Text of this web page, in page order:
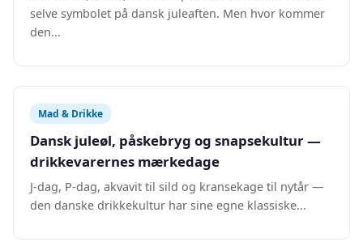
selve symbolet på dansk juleaften. Men hvor kommer
den...
Mad & Drikke
Dansk juleøl, påskebryg og snapsekultur —
drikkevarernes mærkedage
J-dag, P-dag, akvavit til sild og kransekage til nytår —
den danske drikkekultur har sine egne klassiske...